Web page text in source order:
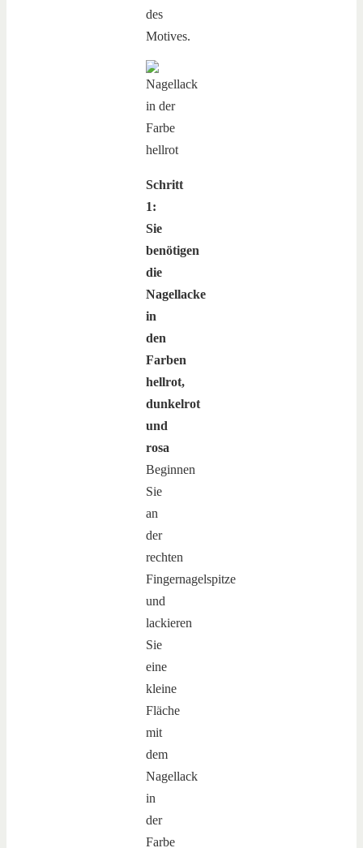
des
Motives.
Schritt
1:
Sie
benötigen
die
Nagellacke
in
den
Farben
hellrot,
dunkelrot
und
rosa
Beginnen
Sie
an
der
rechten
Fingernagelspitze
und
lackieren
Sie
eine
kleine
Fläche
mit
dem
Nagellack
in
der
Farbe